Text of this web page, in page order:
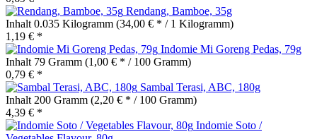
Rendang, Bamboe, 35g
Inhalt 0.035 Kilogramm (34,00 € * / 1 Kilogramm)
1,19 € *
Indomie Mi Goreng Pedas, 79g
Inhalt 79 Gramm (1,00 € * / 100 Gramm)
0,79 € *
Sambal Terasi, ABC, 180g
Inhalt 200 Gramm (2,20 € * / 100 Gramm)
4,39 € *
Indomie Soto /